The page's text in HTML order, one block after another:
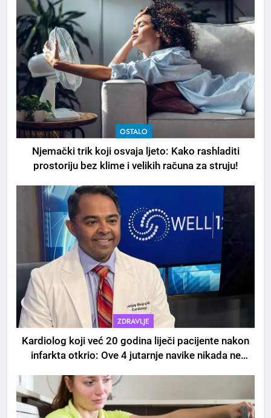
OSTALO
Njemački trik koji osvaja ljeto: Kako rashladiti
prostoriju bez klime i velikih računa za struju!
ZDRAVLJE
Kardiolog koji već 20 godina liječi pacijente nakon
infarkta otkrio: Ove 4 jutarnje navike nikada ne
5
Čaj od lovora i cimeta – prirodni
napitak za svakodnevnu rutinu
OSTALO
6
na prazan stomak i crijeva će
raditi kao sat, zaboravit ćete na
loše varenje
OSTALO